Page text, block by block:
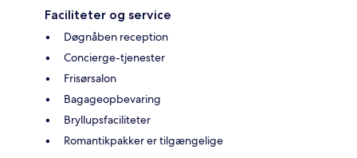
Faciliteter og service
Døgnåben reception
Concierge-tjenester
Frisørsalon
Bagageopbevaring
Bryllupsfaciliteter
Romantikpakker er tilgængelige